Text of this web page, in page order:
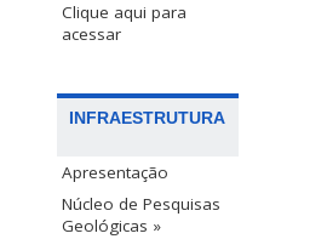
Clique aqui para
acessar
INFRAESTRUTURA
Apresentação
Núcleo de Pesquisas
Geológicas »